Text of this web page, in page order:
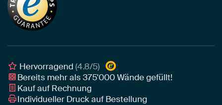
Leinwand
Leinwand für draußen
Tipps von unseren Botschaftern
Individuelle Einrichtungsberatung
Unser Team
Botschafter
Awards und Preise
Art Heroes App
Hervorragend(4.8/5)
Bereits mehr als375'000Wände gefüllt!
Kauf auf Rechnung
Individueller Druck auf Bestellung